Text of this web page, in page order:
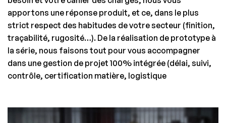
apportons une réponse produit, et ce, dans le plus
strict respect des habitudes de votre secteur (finition,
traçabilité, rugosité…). De la réalisation de prototype à
la série, nous faisons tout pour vous accompagner
dans une gestion de projet 100% intégrée (délai, suivi,
contrôle, certification matière, logistique